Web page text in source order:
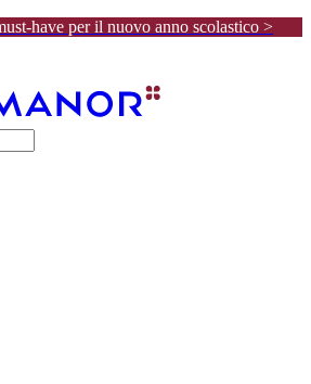
have per il nuovo anno scolastico >